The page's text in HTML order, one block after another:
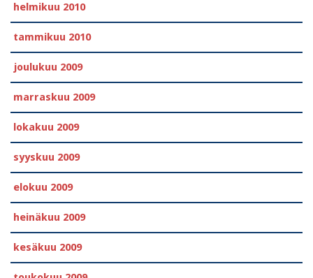
helmikuu 2010
tammikuu 2010
joulukuu 2009
marraskuu 2009
lokakuu 2009
syyskuu 2009
elokuu 2009
heinäkuu 2009
kesäkuu 2009